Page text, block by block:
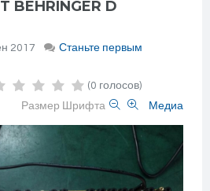
D
2017
Станьте первым
(0 голосов)
Размер Шрифта
Медиа